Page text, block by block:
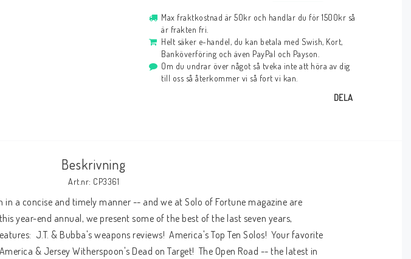
Max fraktkostnad är 50kr och handlar du för 1500kr så
är frakten fri.
Helt säker e-handel, du kan betala med Swish, Kort,
Banköverföring och även PayPal och Payson.
Om du undrar över något så tveka inte att höra av dig
till oss så återkommer vi så fort vi kan.
DELA
Beskrivning
Art.nr: CP3361
in a concise and timely manner -- and we at Solo of Fortune magazine are
year-end annual, we present some of the best of the last seven years,
J.T. & Bubba's weapons reviews!  America's Top Ten Solos!  Your favorite
& Jersey Witherspoon's Dead on Target!  The Open Road -- the latest in